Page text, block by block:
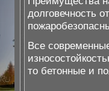
долговечность
Все
то бетонные и